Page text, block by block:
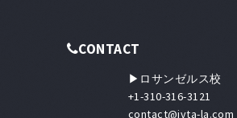
CONTACT
▶ロサンゼルス校
+1-310-316-3121
contact@jvta-la.com